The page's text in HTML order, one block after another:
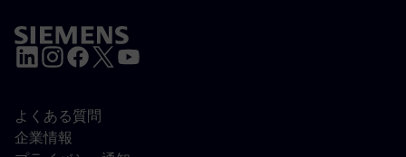
よくある質問
企業情報